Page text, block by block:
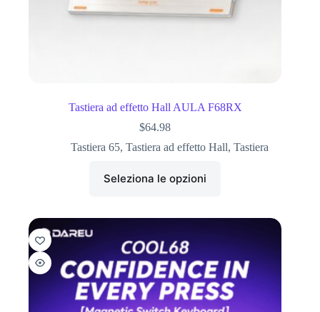
Tastiera ad effetto Hall AULA F68RX
$64.98
Tastiera 65, Tastiera ad effetto Hall, Tastiera
Seleziona le opzioni